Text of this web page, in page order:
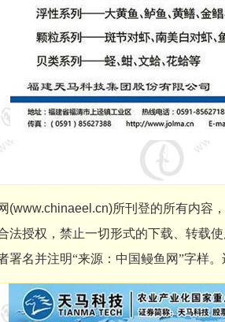
(www.chinaeel.cn)所刊登的所有内容
法授权，禁止一切形式的下载、转载
署名并注明“来源：中国鳗鱼网”字样